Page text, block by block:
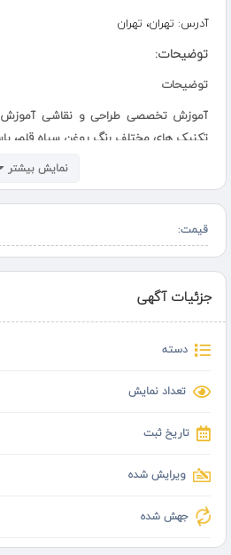
آدرس: تهران، تهران
توضیحات:
توضیحات
آموزش تخصصی طراحی و نقاشی
تکنیک های مختلف رنگ روغن سیاه قلم،
رئال و کلاسیک آموزش تخصصی طراحی مدل
بدون کپی کاری
نمایش بیشتر
قیمت:
جزئیات آگهی
دسته
تعداد نمایش
تاریخ ثبت
ویرایش شده
جهش شده